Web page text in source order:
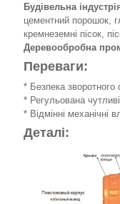
Будівельна
цементний порошок,
кремнеземні пісок,
Деревообробна
Переваги:
* Безпека зворотного
* Регульована
* Відмінні механічні
Деталі: